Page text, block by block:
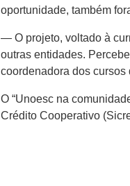
oportunidade, também
— O projeto, voltado à
outras entidades.
coordenadora dos
O “Unoesc na
Crédito Cooperativo